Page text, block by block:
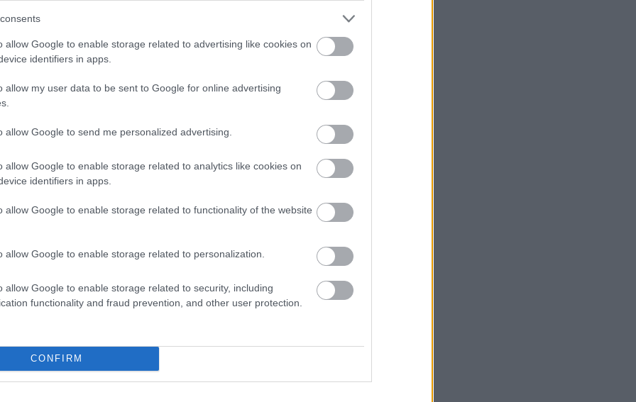
allow Google to enable storage related to advertising like cookies on
identifiers in apps.
allow my user data to be sent to Google for online advertising
allow Google to send me personalized advertising.
allow Google to enable storage related to analytics like cookies on
identifiers in apps.
allow Google to enable storage related to functionality of the website
allow Google to enable storage related to personalization.
allow Google to enable storage related to security, including
functionality and fraud prevention, and other user protection.
CONFIRM
Suuntaan
Sujuvaa
Nurmijärvi, Hki
Suuntaan
Vaasa
-
Vaasa